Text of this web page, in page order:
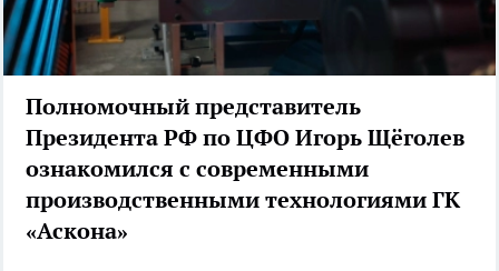
Полномочный представитель
Президента РФ по ЦФО Игорь Щёголев
ознакомился с современными
производственными технологиями ГК
«Аскона»